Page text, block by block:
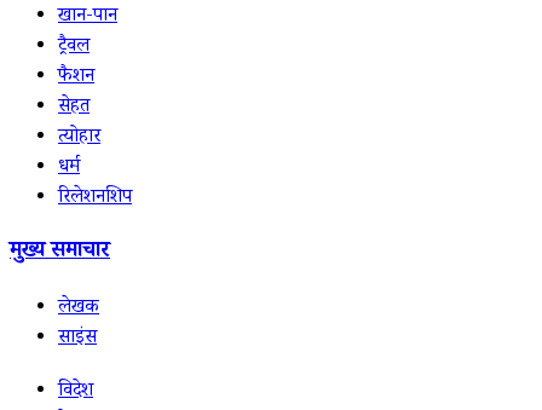
खान-पान
ट्रैवल
फैशन
सेहत
त्योहार
धर्म
रिलेशनशिप
मुख्य समाचार
लेखक
साइंस
विदेश